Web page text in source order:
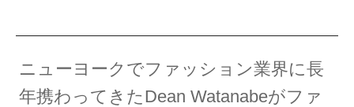
ニューヨークでファッション業界に長
年携わってきたDean Watanabeがファ